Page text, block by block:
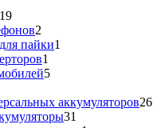
1919
товаров
2
товара
пайки1
1
товар
55
аккумуляторов2626
31